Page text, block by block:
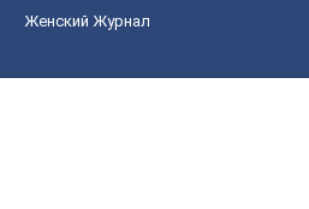
Женский Журнал